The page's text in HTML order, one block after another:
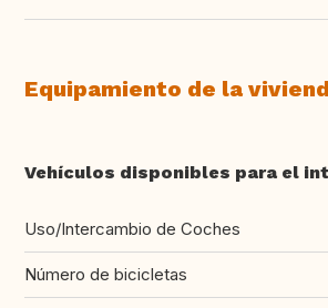
Equipamiento de la
Vehículos disponibles para el
Uso/Intercambio de Coches
Número de bicicletas